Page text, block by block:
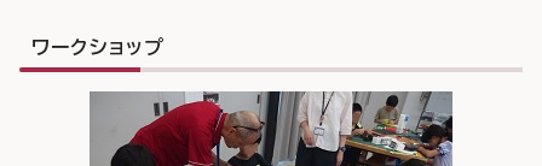
ワークショップ